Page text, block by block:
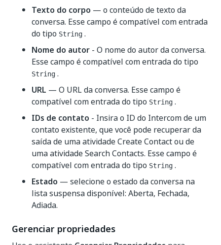
Texto do corpo — o conteúdo de texto da
conversa. Esse campo é compatível com entrada
do tipo String .
Nome do autor - O nome do autor da conversa.
Esse campo é compatível com entrada do tipo
String .
URL — O URL da conversa. Esse campo é
compatível com entrada do tipo String .
IDs de contato - Insira o ID do Intercom de um
contato existente, que você pode recuperar da
saída de uma atividade Create Contact ou de
uma atividade Search Contacts. Esse campo é
compatível com entrada do tipo String .
Estado — selecione o estado da conversa na
lista suspensa disponível: Aberta, Fechada,
Adiada.
Gerenciar propriedades